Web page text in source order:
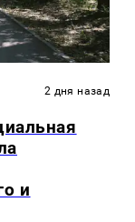
2 дня назад
и